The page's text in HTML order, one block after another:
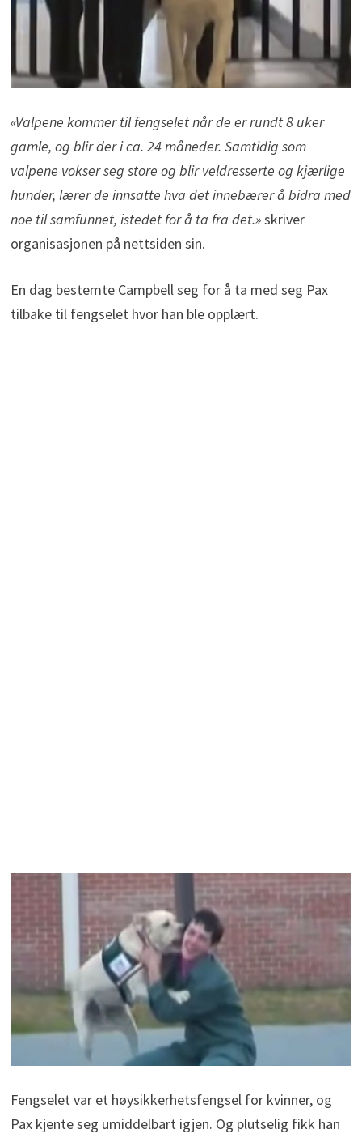
«Valpene kommer til fengselet når de er rundt 8 uker
gamle, og blir der i ca. 24 måneder. Samtidig som
valpene vokser seg store og blir veldresserte og kjærlige
hunder, lærer de innsatte hva det innebærer å bidra med
noe til samfunnet, istedet for å ta fra det.»skriver
organisasjonen på nettsiden sin.
En dag bestemte Campbell seg for å ta med seg Pax
tilbake til fengselet hvor han ble opplært.
Fengselet var et høysikkerhetsfengsel for kvinner, og
Pax kjente seg umiddelbart igjen. Og plutselig fikk han